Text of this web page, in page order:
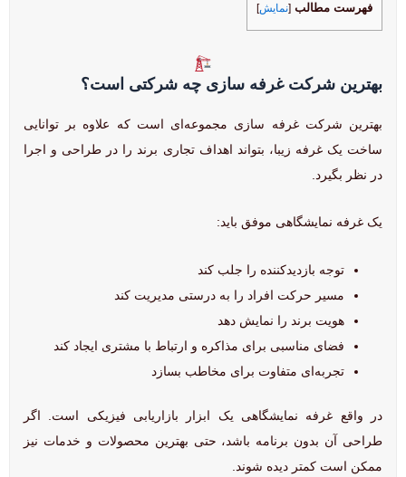
فهرست مطالب [نمایش]
بهترین شرکت غرفه سازی چه شرکتی است؟
بهترین شرکت غرفه سازی مجموعه‌ای است که علاوه بر توانایی
ساخت یک غرفه زیبا، بتواند اهداف تجاری برند را در طراحی و اجرا
در نظر بگیرد.
یک غرفه نمایشگاهی موفق باید:
توجه بازدیدکننده را جلب کند
مسیر حرکت افراد را به درستی مدیریت کند
هویت برند را نمایش دهد
فضای مناسبی برای مذاکره و ارتباط با مشتری ایجاد کند
تجربه‌ای متفاوت برای مخاطب بسازد
در واقع غرفه نمایشگاهی یک ابزار بازاریابی فیزیکی است. اگر
طراحی آن بدون برنامه باشد، حتی بهترین محصولات و خدمات نیز
ممکن است کمتر دیده شوند.